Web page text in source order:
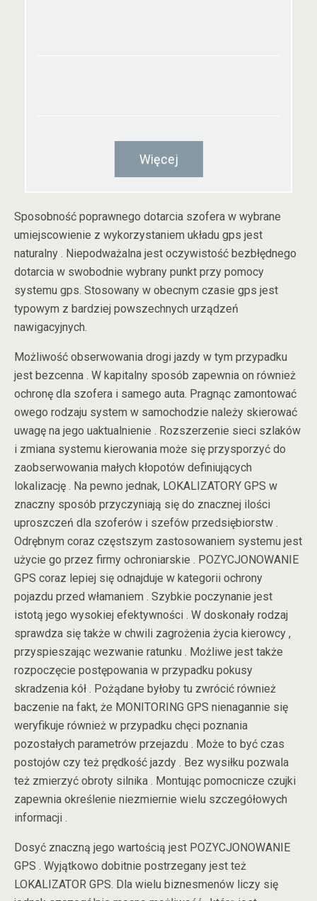
Więcej
Sposobność poprawnego dotarcia szofera w wybrane
umiejscowienie z wykorzystaniem układu gps jest
naturalny . Niepodważalna jest oczywistość bezbłędnego
dotarcia w swobodnie wybrany punkt przy pomocy
systemu gps. Stosowany w obecnym czasie gps jest
typowym z bardziej powszechnych urządzeń
nawigacyjnych.
Możliwość obserwowania drogi jazdy w tym przypadku
jest bezcenna . W kapitalny sposób zapewnia on również
ochronę dla szofera i samego auta. Pragnąc zamontować
owego rodzaju system w samochodzie należy skierować
uwagę na jego uaktualnienie . Rozszerzenie sieci szlaków
i zmiana systemu kierowania może się przysporzyć do
zaobserwowania małych kłopotów definiujących
lokalizację . Na pewno jednak, LOKALIZATORY GPS w
znaczny sposób przyczyniają się do znacznej ilości
uproszczeń dla szoferów i szefów przedsiębiorstw .
Odrębnym coraz częstszym zastosowaniem systemu jest
użycie go przez firmy ochroniarskie . POZYCJONOWANIE
GPS coraz lepiej się odnajduje w kategorii ochrony
pojazdu przed włamaniem . Szybkie poczynanie jest
istotą jego wysokiej efektywności . W doskonały rodzaj
sprawdza się także w chwili zagrożenia życia kierowcy ,
przyspieszając wezwanie ratunku . Możliwe jest także
rozpoczęcie postępowania w przypadku pokusy
skradzenia kół . Pożądane byłoby tu zwrócić również
baczenie na fakt, że MONITORING GPS nienagannie się
weryfikuje również w przypadku chęci poznania
pozostałych parametrów przejazdu . Może to być czas
postojów czy też prędkość jazdy . Bez wysiłku pozwala
też zmierzyć obroty silnika . Montując pomocnicze czujki
zapewnia określenie niezmiernie wielu szczegółowych
informacji .
Dosyć znaczną jego wartością jest POZYCJONOWANIE
GPS . Wyjątkowo dobitnie postrzegany jest też
LOKALIZATOR GPS. Dla wielu biznesmenów liczy się